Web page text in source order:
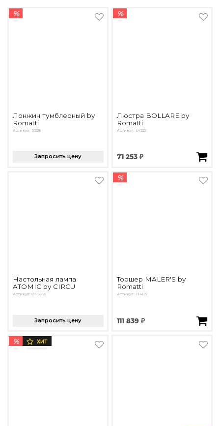
%
Лонжин тумблерный by
Romatti
Артикул: R228
Запросить цену
%
Люстра BOLLARE by
Romatti
Артикул: L4222
71 253 ₽
Настольная лампа
ATOMIC by CIRCU
Артикул: ON5363
Запросить цену
%
Торшер MALER'S by
Romatti
Артикул: T14129
111 839 ₽
% ХИТ